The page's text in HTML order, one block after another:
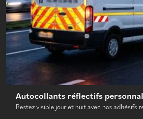
Autocollants réflectifs
Restez visible jour et nuit avec nos adhésifs